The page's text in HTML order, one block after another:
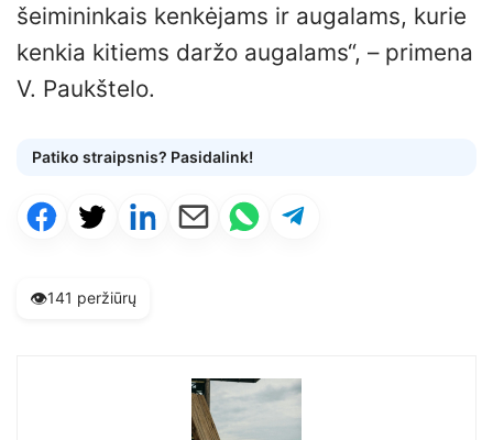
šeimininkais kenkėjams ir augalams, kurie
kenkia kitiems daržo augalams“, – primena
V. Paukštelo.
Patiko straipsnis? Pasidalink!
👁️141 peržiūrų